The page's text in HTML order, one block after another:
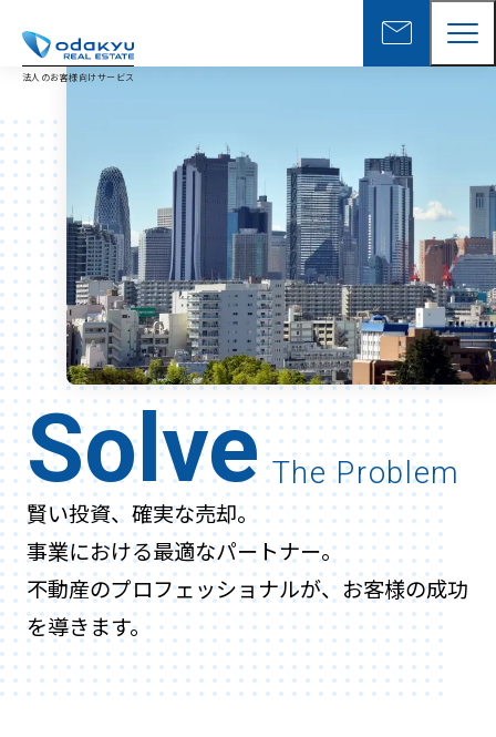
法人のお客様向けサービス
mail
Solve The Problem
賢い投資、確実な売却。
事業における最適なパートナー。
不動産のプロフェッショナルが、お客様の成功
を導きます。